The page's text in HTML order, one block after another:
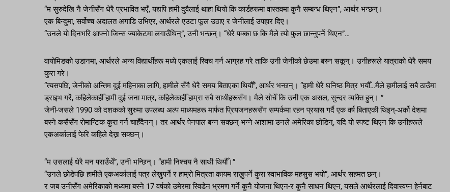
“म सुरुदेखि नै जेनीसँग धेरै प्रभावित भएँ, यद्यपि हामी दुवैलाई थाहा थियो कि कार्डहरूमा वास्तवमा कुनै सम्बन्ध थिएन”, आर्थर भन्छन्।
एक बिन्दुमा, सर्वोच्च अदालत अगाडि उभिएर, आर्थरले एउटा फूल उठाए र जेनीलाई उपहार दिए।
“उनले यो दिनभरि आफ्नो जिन्स ज्याकेटमा लगाउँथिन्”, उनी भन्छन्। “धेरै पक्का छ कि मैले त्यो फुल छान्नुपर्ने थिएन”…
वायोमिङको उडानमा, आर्थरले अन्य विद्यार्थीहरू मध्ये एकलाई स्विच गर्न आग्रह गरे ताकि उनी जेनीको छेउमा बस्न सकून्। उनीहरूले यात्राको धेरै समय
कुरा गरे।
“त्यसपछि, जेनीको अन्तिम दुई महिनाका लागि, हामीले सँगै धेरै समय बिताएका थियौँ”, आर्थर भन्छन्। “हामी धेरै घनिष्ठ मित्र भयौँ…मैले हामीलाई सबै ठाउँमा
ड्राइभ गरें, कहिलेकाहीँ हामी दुई जना मात्र, कहिलेकाहीँ हाम्रा सबै साथीहरूसँग। मैले सोचेँ कि उनी एक असल, सुन्दर व्यक्ति हुन्। ”
जेनी-जसले 1990 को दशकको सुरुमा उपलब्ध अल्प माध्यमहरू मार्फत प्रियजनहरूसँग सम्पर्कमा रहन प्रयास गर्दै एक वर्ष बिताएकी थिइन्-अर्को देशमा
बस्ने कसैसँग रोमान्टिक कुरा गर्न चाहँदैनन्। तर आर्थर पेनपाल बन्न सक्छन् भन्ने आशामा उनले अमेरिका छोडिन्, यदि यो स्पष्ट थिएन कि उनीहरूले
एकअर्कालाई फेरि कहिले देख्न सक्छन्।
“म उसलाई धेरै मन पराउँथेँ”, उनी भन्छिन्। “हामी निश्चय नै साथी थियौँ।”
“उनले छोडेपछि हामीले एकअर्कालाई पत्र लेख्नुपर्ने र हाम्रो मित्रता कायम राख्नुपर्ने कुरा स्वाभाविक महसुस भयो”, आर्थर सहमत छन्।
र जब उनीसँग अमेरिकाको मध्यमा बस्ने 17 वर्षको उमेरमा स्विडेन भ्रमण गर्ने कुनै योजना थिएन-र कुनै साधन थिएन, यसले आर्थरलाई दिवास्वप्न हेर्नबाट